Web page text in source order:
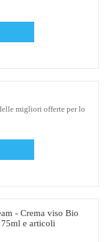
migliori offerte per lo
- Crema viso Bio
e articoli